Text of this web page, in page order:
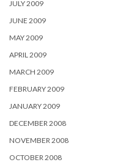
JULY 2009
JUNE 2009
MAY 2009
APRIL 2009
MARCH 2009
FEBRUARY 2009
JANUARY 2009
DECEMBER 2008
NOVEMBER 2008
OCTOBER 2008